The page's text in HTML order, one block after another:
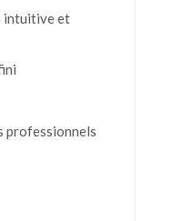
intuitive et
professionnels